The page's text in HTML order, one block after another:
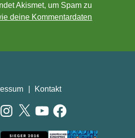
Akismet, um Spam zu
deine Kommentardaten
Kontakt
Instagram
X YouTubeFacebook